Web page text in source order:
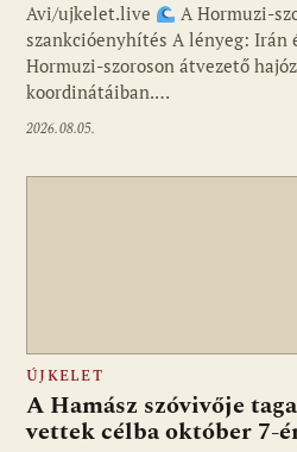
Avi/ujkelet.live
A Hormuzi-
szankcióenyhítés A lényeg: Irán
Hormuzi-szoroson átvezető
koordinátáiban.…
2026.08.05.
ÚJKELET
A Hamász szóvivője
vettek célba október 7-